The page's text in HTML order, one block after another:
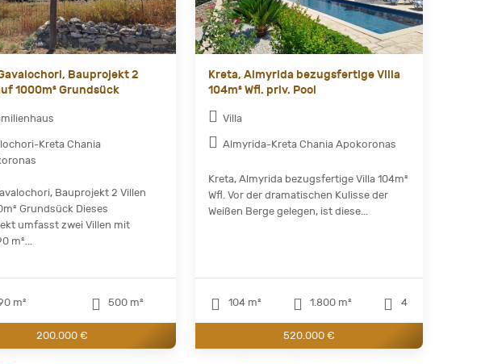
Bauprojekt 2
1000m² Grundsück
Kreta Chania
Bauprojekt 2 Villen
Grundsück Dieses
umfasst zwei Villen mit
m²...
m² 500 m²
200.000 €
Kreta, Almyrida bezugsfertige Villa
104m² Wfl. priv. Pool
Villa
Almyrida-Kreta Chania Apokoronas
Kreta, Almyrida bezugsfertige Villa 104m²
Wfl. Vor der dramatischen Kulisse der
Weißen Berge gelegen, ist diese...
104 m² 1.800 m² 4
520.000 €